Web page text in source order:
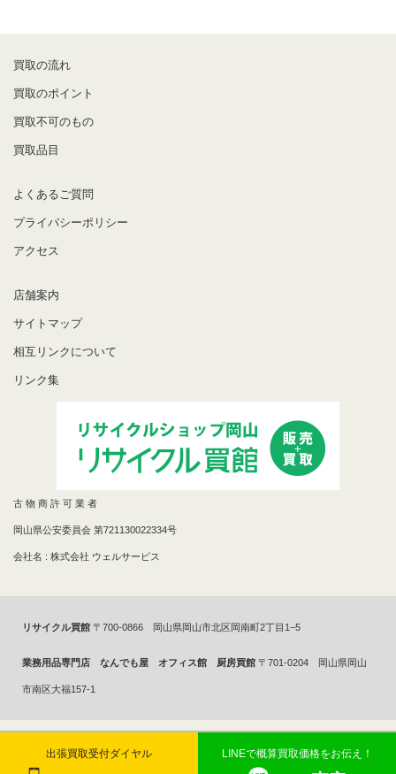
買取の流れ
買取のポイント
買取不可のもの
買取品目
よくあるご質問
プライバシーポリシー
アクセス
店舗案内
サイトマップ
相互リンクについて
リンク集
古 物 商 許 可 業 者
岡山県公安委員会 第721130022334号
会社名 : 株式会社 ウェルサービス
リサイクル買館 〒700-0866 岡山県岡山市北区岡南町2丁目1−5
業務用品専門店 なんでも屋 オフィス館 厨房買館 〒701-0204 岡山県岡山
市南区大福157-1
Copyright 2014年©リサイクルショップで買取ならリサイクル買館へAll
出張買取受付ダイヤル LINEで概算買取価格をお伝え！